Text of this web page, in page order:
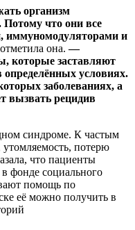
организм
что они все
иммуномодуляторами и
она.—
которые заставляют
условиях.
заболеваниях, а
вызвать рецидив
синдроме. К частым
потерю
что пациенты
фонде социального
помощь по
её можно получить в